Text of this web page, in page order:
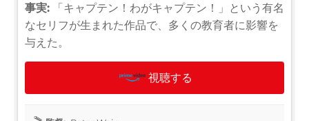
事実: 「キャプテン！わがキャプテン！」という有名
なセリフが生まれた作品で、多くの教育者に影響を
与えた。
視聴する